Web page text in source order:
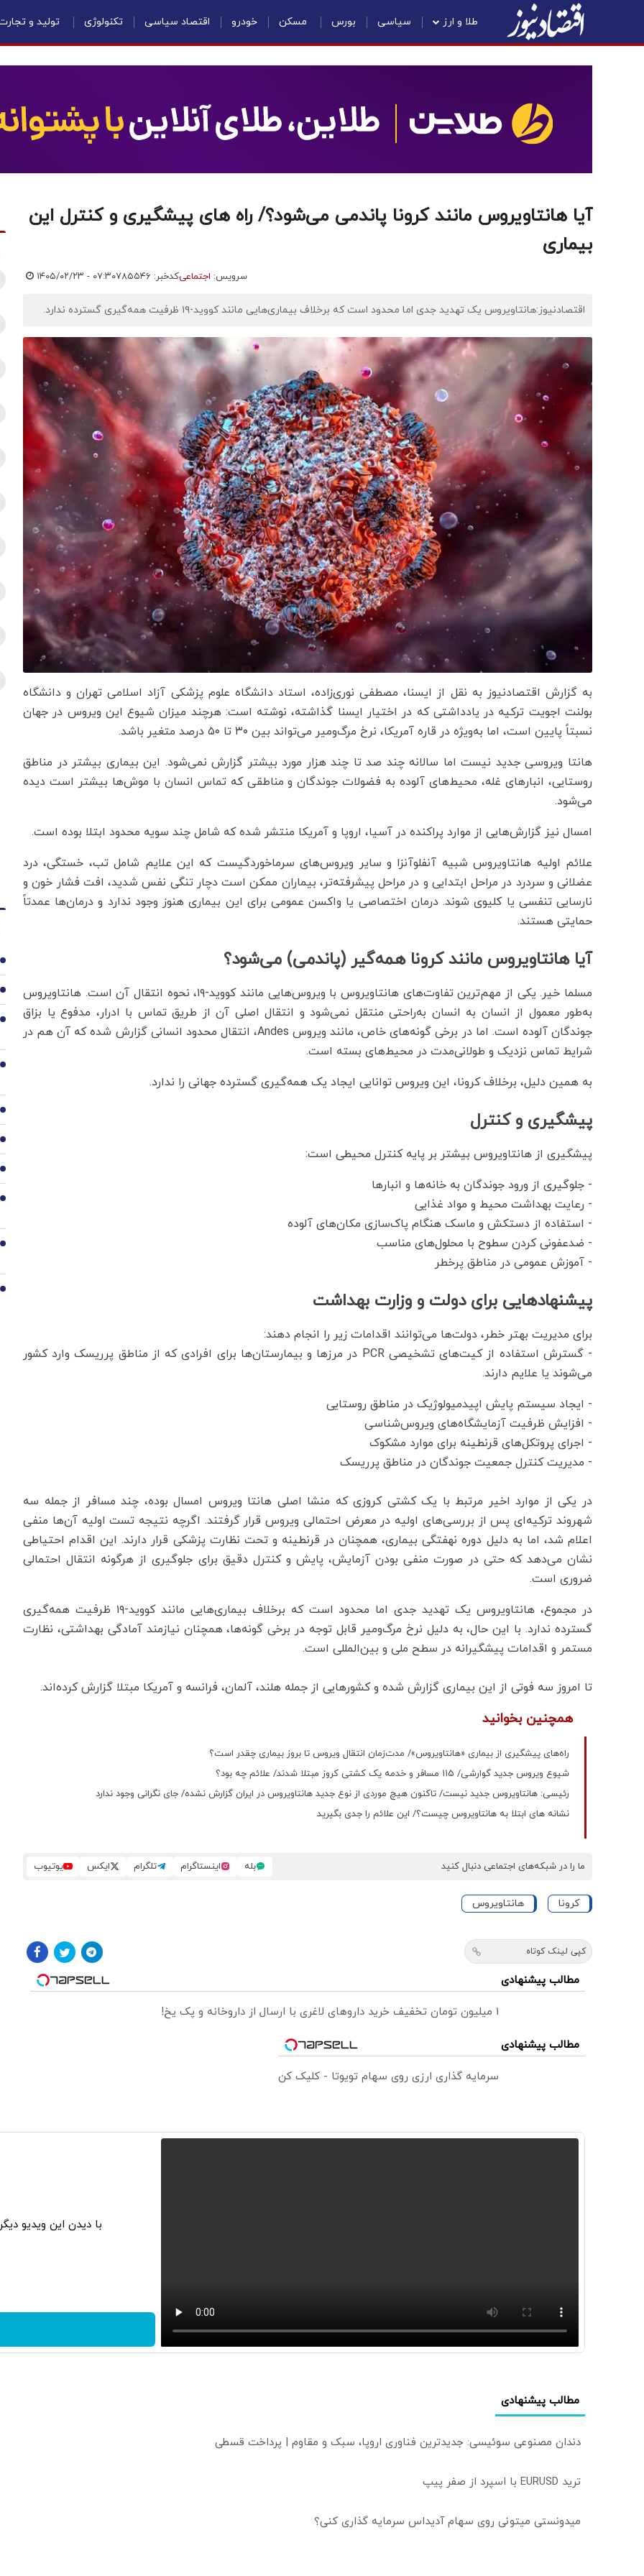
طلا و ارز سیاسی بورس مسکن خودرو اقتصاد سیاسی تکنولوژی تولید و
آیا هانتاویروس مانند کرونا پاندمی می‌شود؟/ راه های پیشگیری و کنترل این
بیماری
سرویس: اجتماعیکدخبر: ۷۸۵۵۴۶ ۱۴۰۵/۰۲/۲۳ - ۰۷:۳۰
اقتصادنیوز:هانتاویروس یک تهدید جدی اما محدود است که برخلاف بیماری‌هایی مانند کووید-۱۹ ظرفیت همه‌گیری گسترده ندارد.
به گزارش اقتصادنیوز به نقل از ایسنا، مصطفی نوری‌زاده، استاد دانشگاه علوم پزشکی آزاد اسلامی تهران و دانشگاه
بولنت اجویت ترکیه‌ در یادداشتی که در اختیار ایسنا گذاشته، نوشته است: هرچند میزان شیوع این ویروس در جهان
نسبتاً پایین است، اما به‌ویژه در قاره آمریکا، نرخ مرگ‌ومیر می‌تواند بین ۳۰ تا ۵۰ درصد متغیر باشد.
هانتا ویروسی جدید نیست اما سالانه چند صد تا چند هزار مورد بیشتر گزارش نمی‌شود. این بیماری بیشتر در مناطق
روستایی، انبارهای غله، محیط‌های آلوده به فضولات جوندگان و مناطقی که تماس انسان با موش‌ها بیشتر است دیده
می‌شود.
امسال نیز گزارش‌هایی از موارد پراکنده در آسیا، اروپا و آمریکا منتشر شده که شامل چند سویه محدود ابتلا بوده است.
علائم اولیه هانتاویروس شبیه آنفلوآنزا و سایر ویروس‌های سرماخوردگیست که این علایم شامل تب، خستگی، درد
عضلانی و سردرد در مراحل ابتدایی و در مراحل پیشرفته‌تر، بیماران ممکن است دچار تنگی نفس شدید، افت فشار خون و
نارسایی تنفسی یا کلیوی شوند. درمان اختصاصی یا واکسن عمومی برای این بیماری هنوز وجود ندارد و درمان‌ها عمدتاً
حمایتی هستند.
آیا هانتاویروس مانند کرونا همه‌گیر (پاندمی) می‌شود؟
مسلما خیر. یکی از مهم‌ترین تفاوت‌های هانتاویروس با ویروس‌هایی مانند کووید-۱۹، نحوه انتقال آن است. هانتاویروس
به‌طور معمول از انسان به انسان به‌راحتی منتقل نمی‌شود و انتقال اصلی آن از طریق تماس با ادرار، مدفوع یا بزاق
جوندگان آلوده است. اما در برخی گونه‌های خاص، مانند ویروس Andes، انتقال محدود انسانی گزارش شده که آن هم در
شرایط تماس نزدیک و طولانی‌مدت در محیط‌های بسته است.
به همین دلیل، برخلاف کرونا، این ویروس توانایی ایجاد یک همه‌گیری گسترده جهانی را ندارد.
پیشگیری و کنترل
پیشگیری از هانتاویروس بیشتر بر پایه کنترل محیطی است:
- جلوگیری از ورود جوندگان به خانه‌ها و انبارها
- رعایت بهداشت محیط و مواد غذایی
- استفاده از دستکش و ماسک هنگام پاک‌سازی مکان‌های آلوده
- ضدعفونی کردن سطوح با محلول‌های مناسب
- آموزش عمومی در مناطق پرخطر
پیشنهادهایی برای دولت و وزارت بهداشت
برای مدیریت بهتر خطر، دولت‌ها می‌توانند اقدامات زیر را انجام دهند:
- گسترش استفاده از کیت‌های تشخیصی PCR در مرزها و بیمارستان‌ها برای افرادی که از مناطق پرریسک وارد کشور
می‌شوند یا علایم دارند.
- ایجاد سیستم پایش اپیدمیولوژیک در مناطق روستایی
- افزایش ظرفیت آزمایشگاه‌های ویروس‌شناسی
- اجرای پروتکل‌های قرنطینه برای موارد مشکوک
- مدیریت کنترل جمعیت جوندگان در مناطق پرریسک
در یکی از موارد اخیر مرتبط با یک کشتی کروزی که منشا اصلی هانتا ویروس امسال بوده، چند مسافر از جمله سه
شهروند ترکیه‌ای پس از بررسی‌های اولیه در معرض احتمالی ویروس قرار گرفتند. اگرچه نتیجه تست اولیه آن‌ها منفی
اعلام شد، اما به دلیل دوره نهفتگی بیماری، همچنان در قرنطینه و تحت نظارت پزشکی قرار دارند. این اقدام احتیاطی
نشان می‌دهد که حتی در صورت منفی بودن آزمایش، پایش و کنترل دقیق برای جلوگیری از هرگونه انتقال احتمالی
ضروری است.
در مجموع، هانتاویروس یک تهدید جدی اما محدود است که برخلاف بیماری‌هایی مانند کووید-۱۹ ظرفیت همه‌گیری
گسترده ندارد. با این حال، به دلیل نرخ مرگ‌ومیر قابل توجه در برخی گونه‌ها، همچنان نیازمند آمادگی بهداشتی، نظارت
مستمر و اقدامات پیشگیرانه در سطح ملی و بین‌المللی است.
تا امروز سه فوتی از این بیماری گزارش شده و کشورهایی از جمله هلند، آلمان، فرانسه و آمریکا مبتلا گزارش کرده‌اند.
همچنین بخوانید
راه‌های پیشگیری از بیماری «هانتاویروس»/ مدت‌زمان انتقال ویروس تا بروز بیماری چقدر است؟
شیوع ویروس جدید گوارشی/ ۱۱۵ مسافر و خدمه یک کشتی کروز مبتلا شدند/ علائم چه بود؟
رئیسی: هانتاویروس جدید نیست/ تاکنون هیچ موردی از نوع جدید هانتاویروس در ایران گزارش نشده/ جای نگرانی وجود ندارد
نشانه های ابتلا به هانتاویروس چیست؟/ این علائم را جدی بگیرید
ما را در شبکه‌های اجتماعی دنبال کنید بله اینستاگرام تلگرام ایکس یوتیوب
کرونا هانتاویروس
کپی لینک کوتاه
مطالب پیشنهادی
1 میلیون تومان تخفیف خرید داروهای لاغری با ارسال از داروخانه و پک یخ!
مطالب پیشنهادی
سرمایه گذاری ارزی روی سهام تویوتا - کلیک کن
1
2
3
4
5
6
7
8
9
10
با دیدن این ویدیو
مطالب پیشنهادی
دندان مصنوعی سوئیسی: جدیدترین فناوری اروپا، سبک و مقاوم | پرداخت قسطی
ترید EURUSD با اسپرد از صفر پیپ
میدونستی میتونی روی سهام آدیداس سرمایه گذاری کنی؟